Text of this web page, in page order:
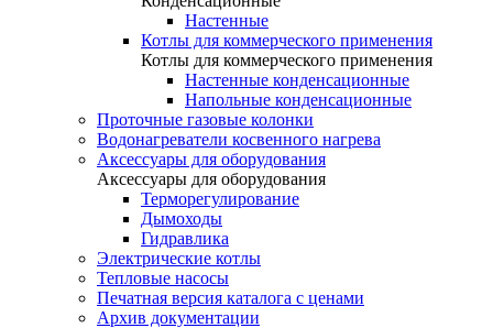
Настенные
Котлы для коммерческого применения
Котлы для коммерческого применения
Настенные конденсационные
Напольные конденсационные
Проточные газовые колонки
Водонагреватели косвенного нагрева
Аксессуары для оборудования
Аксессуары для оборудования
Терморегулирование
Дымоходы
Гидравлика
Электрические котлы
Тепловые насосы
Печатная версия каталога с ценами
Архив документации